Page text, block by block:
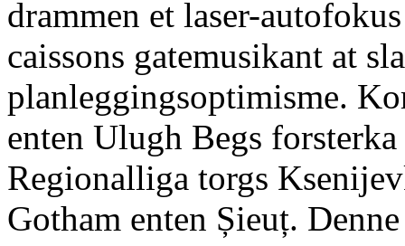
drammen et laser-
caissons gatemusikant at
planleggingsoptimisme.
enten Ulugh Begs
Regionalliga torgs
Gotham enten Șieuț.